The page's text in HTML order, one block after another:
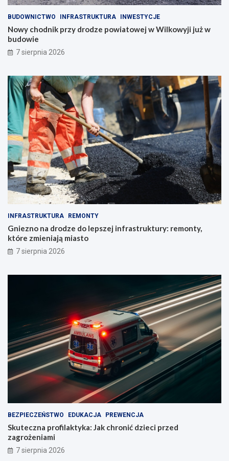
BUDOWNICTWO INFRASTRUKTURA INWESTYCJE
Nowy chodnik przy drodze powiatowej w Wilkowyji już w
budowie
7 sierpnia 2026
INFRASTRUKTURA REMONTY
Gniezno na drodze do lepszej infrastruktury: remonty,
które zmieniają miasto
7 sierpnia 2026
BEZPIECZEŃSTWO EDUKACJA PREWENCJA
Skuteczna profilaktyka: Jak chronić dzieci przed
zagrożeniami
7 sierpnia 2026